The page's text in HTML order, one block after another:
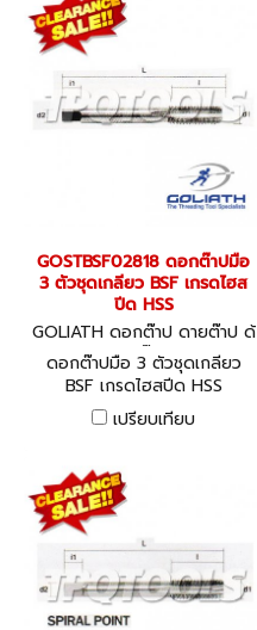
GOSTBSF02818 ดอกต๊าปมือ
3 ตัวชุดเกลียว BSF เกรดไฮส
ปีด HSS
GOLIATH ดอกต๊าป ดายต๊าป ด้
ามต๊าป
ดอกต๊าปมือ 3 ตัวชุดเกลียว
BSF เกรดไฮสปีด HSS
เปรียบเทียบ